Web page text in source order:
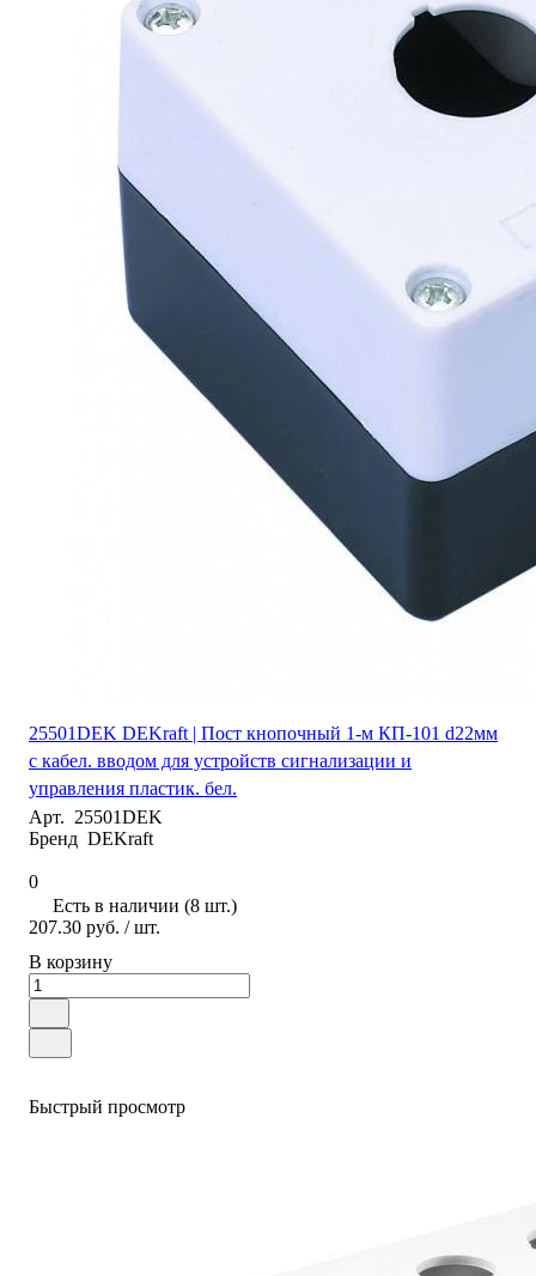
25501DEK DEKraft | Пост кнопочный 1-м КП-101 d22мм
с кабел. вводом для устройств сигнализации и
управления пластик. бел.
Арт. 25501DEK
Бренд DEKraft
0
Есть в наличии (8 шт.)
207.30 руб. / шт.
В корзину
Быстрый просмотр